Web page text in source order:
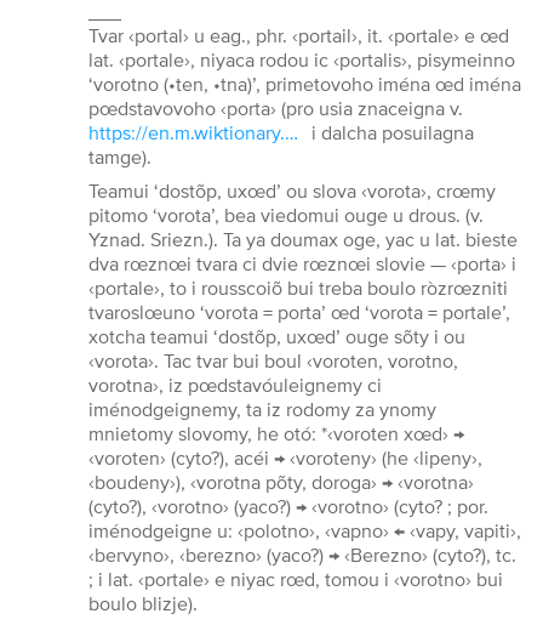
Tvar ‹portal› u eag., phr. ‹portail›, it. ‹portale› e œd
lat. ‹portale›, niyaca rodou ic ‹portalis›, pisymeinno
‘vorotno (•ten, •tna)’, primetovoho iména œd iména
pœdstavovoho ‹porta› (pro usia znaceigna v.
https://en.m.wiktionary.org/wiki/porta#Latin
i dalcha posuilagna
tamge).
Teamui ‘dostõp, uxœd’ ou slova ‹vorota›, crœmy
pitomo ‘vorota’, bea viedomui ouge u drous. (v.
Yznad. Sriezn.). Ta ya doumax oge, yac u lat. bieste
dva rœznœi tvara ci dvie rœznœi slovie — ‹porta› i
‹portale›, to i rousscoiõ bui treba boulo ròzrœzniti
tvaroslœuno ‘vorota = porta’ œd ‘vorota = portale’,
xotcha teamui ‘dostõp, uxœd’ ouge sõty i ou
‹vorota›. Tac tvar bui boul ‹voroten, vorotno,
vorotna›, iz pœdstavóuleignemy ci
iménodgeignemy, ta iz rodomy za ynomy
mnietomy slovomy, he otó: *‹voroten xœd› →
‹voroten› (cyto?), acéi → ‹voroteny› (he ‹lipeny›,
‹boudeny›), ‹vorotna põty, doroga› → ‹vorotna›
(cyto?), ‹vorotno› (yaco?) → ‹vorotno› (cyto? ; por.
iménodgeigne u: ‹polotno›, ‹vapno› ← ‹vapy, vapiti›,
‹bervyno›, ‹berezno› (yaco?) → ‹Berezno› (cyto?), tc.
; i lat. ‹portale› e niyac rœd, tomou i ‹vorotno› bui
boulo blizje).